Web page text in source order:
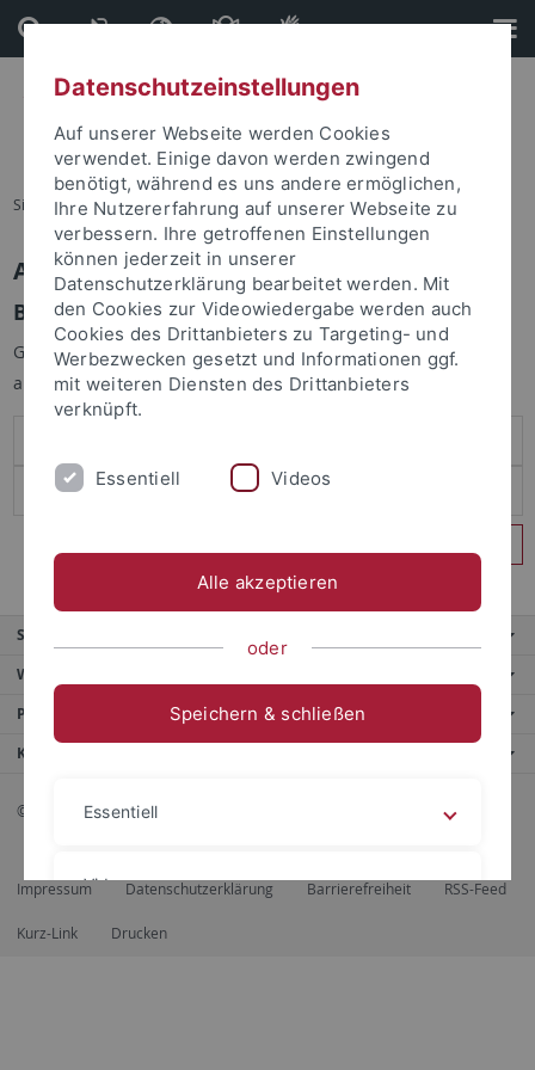
Direkt
zum
Inhalt
Direkt
zur
Fußleiste
Sie sind hier: Startseite
Anmelden
Benutzeranmeldung
Geben Sie Ihren Benutzernamen und Ihr Passwort an um sich
anzumelden:
Service
Weitere Angebote
Portale
Kontaktinfo
© 2026 Eberhard Karls Universität Tübingen, Tübingen
Impressum Datenschutzerklärung Barrierefreiheit RSS-Feed
Kurz-Link Drucken
Datenschutzeinstellungen
Auf unserer Webseite werden Cookies
verwendet. Einige davon werden zwingend
benötigt, während es uns andere ermöglichen,
Ihre Nutzererfahrung auf unserer Webseite zu
verbessern. Ihre getroffenen Einstellungen
können jederzeit in unserer
Datenschutzerklärung bearbeitet werden. Mit
den Cookies zur Videowiedergabe werden auch
Cookies des Drittanbieters zu Targeting- und
Werbezwecken gesetzt und Informationen ggf.
mit weiteren Diensten des Drittanbieters
verknüpft.
Essentiell Videos
Alle akzeptieren
oder
Speichern & schließen
Essentiell
Videos